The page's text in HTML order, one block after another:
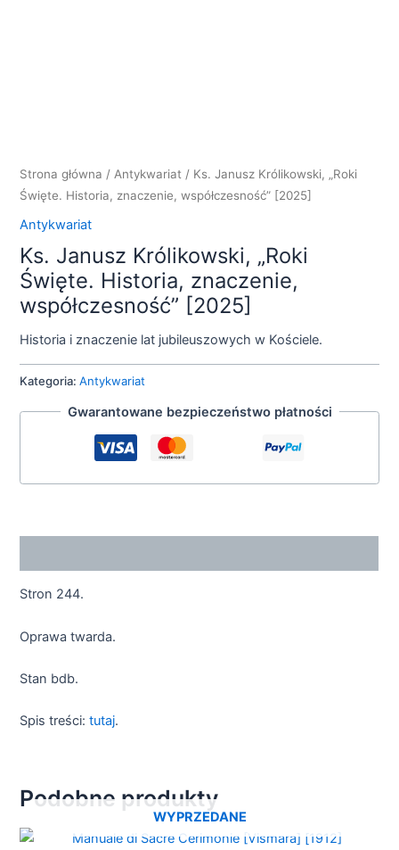
Strona główna / Antykwariat / Ks. Janusz Królikowski, „Roki
Święte. Historia, znaczenie, współczesność” [2025]
Antykwariat
Ks. Janusz Królikowski, „Roki
Święte. Historia, znaczenie,
współczesność” [2025]
Historia i znaczenie lat jubileuszowych w Kościele.
Kategoria:Antykwariat
Gwarantowane bezpieczeństwo płatności
Stron 244.
Oprawa twarda.
Stan bdb.
Spis treści:tutaj.
Podobne produkty
WYPRZEDANE